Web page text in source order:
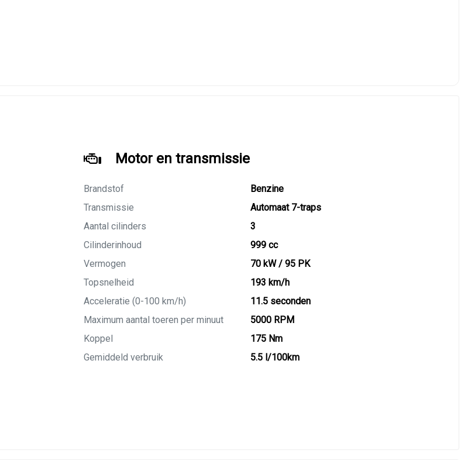
Motor en transmissie
Brandstof
Benzine
Transmissie
Automaat 7-traps
Aantal cilinders
3
Cilinderinhoud
999 cc
Vermogen
70 kW / 95 PK
Topsnelheid
193 km/h
Acceleratie (0-100 km/h)
11.5 seconden
Maximum aantal toeren per minuut
5000 RPM
Koppel
175 Nm
Gemiddeld verbruik
5.5 l/100km